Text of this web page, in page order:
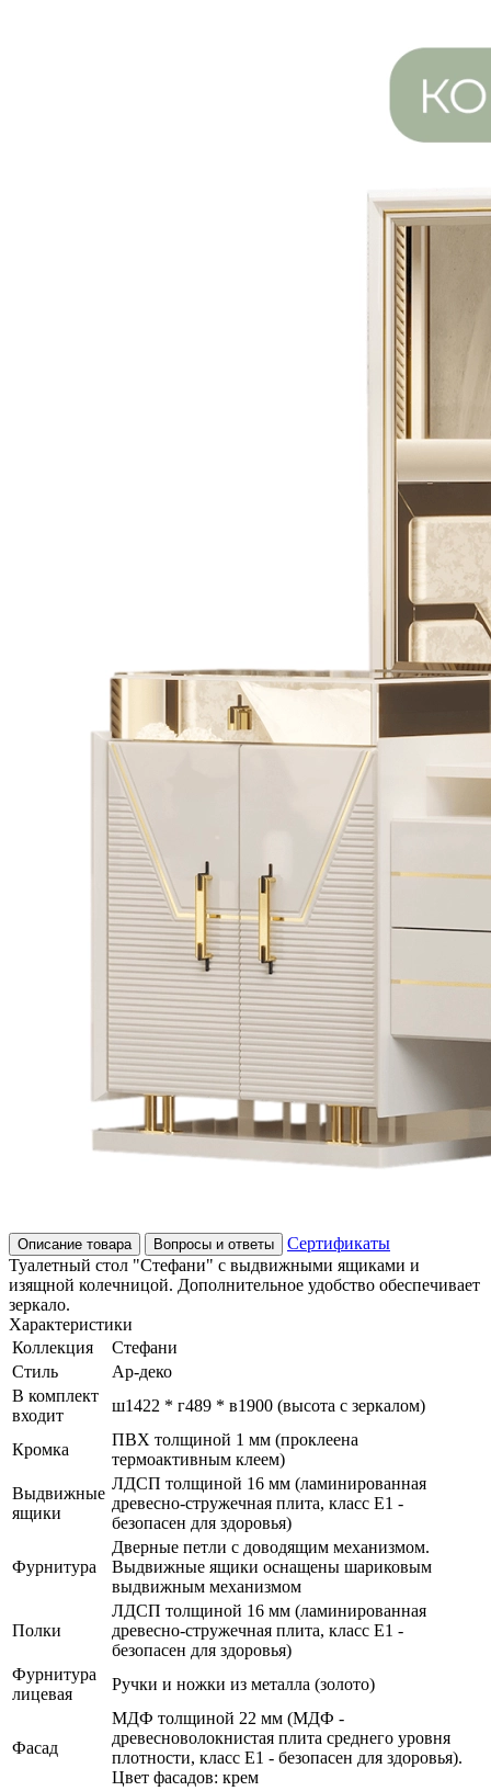
Описание товара Вопросы и ответы
Сертификаты
Туалетный стол "Стефани" с выдвижными ящиками и
изящной колечницой. Дополнительное удобство обеспечивает
зеркало.
Характеристики
Коллекция
Стефани
Стиль
Ар-деко
В комплект
входит
ш1422 * г489 * в1900 (высота с зеркалом)
Кромка
ПВХ толщиной 1 мм (проклеена
термоактивным клеем)
Выдвижные
ящики
ЛДСП толщиной 16 мм (ламинированная
древесно-стружечная плита, класс E1 -
безопасен для здоровья)
Фурнитура
Дверные петли с доводящим механизмом.
Выдвижные ящики оснащены шариковым
выдвижным механизмом
Полки
ЛДСП толщиной 16 мм (ламинированная
древесно-стружечная плита, класс E1 -
безопасен для здоровья)
Фурнитура
лицевая
Ручки и ножки из металла (золото)
Фасад
МДФ толщиной 22 мм (МДФ -
древесноволокнистая плита среднего уровня
плотности, класс E1 - безопасен для здоровья).
Цвет фасадов: крем